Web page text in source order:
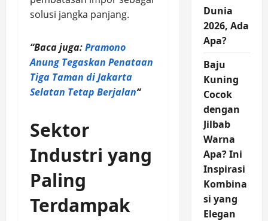
solusi jangka panjang.
“Baca juga:Pramono
Anung Tegaskan Penataan
Tiga Taman di Jakarta
Selatan Tetap Berjalan“
Sektor
Industri yang
Paling
Terdampak
Dunia
2026, Ada
Apa?
Baju
Kuning
Cocok
dengan
Jilbab
Warna
Apa? Ini
Inspirasi
Kombina
si yang
Elegan